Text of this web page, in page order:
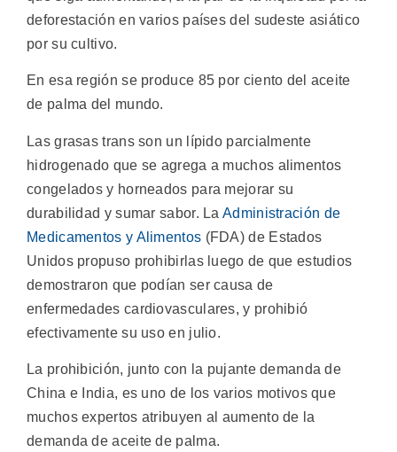
deforestación en varios países del sudeste asiático
por su cultivo.
En esa región se produce 85 por ciento del aceite
de palma del mundo.
Las grasas trans son un lípido parcialmente
hidrogenado que se agrega a muchos alimentos
congelados y horneados para mejorar su
durabilidad y sumar sabor. LaAdministración de
Medicamentos y Alimentos (FDA) de Estados
Unidos propuso prohibirlas luego de que estudios
demostraron que podían ser causa de
enfermedades cardiovasculares, y prohibió
efectivamente su uso en julio.
La prohibición, junto con la pujante demanda de
China e India, es uno de los varios motivos que
muchos expertos atribuyen al aumento de la
demanda de aceite de palma.